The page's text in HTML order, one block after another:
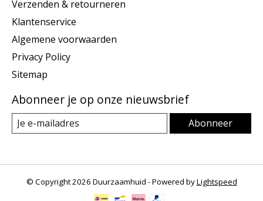
Verzenden & retourneren
Klantenservice
Algemene voorwaarden
Privacy Policy
Sitemap
Abonneer je op onze nieuwsbrief
Abonneer
© Copyright 2026 Duurzaamhuid - Powered byLightspeed